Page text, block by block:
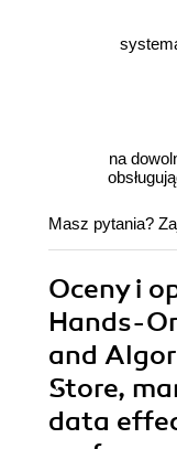
na
Masz pytania?
Oceny i
Hands-
and
Store,
data